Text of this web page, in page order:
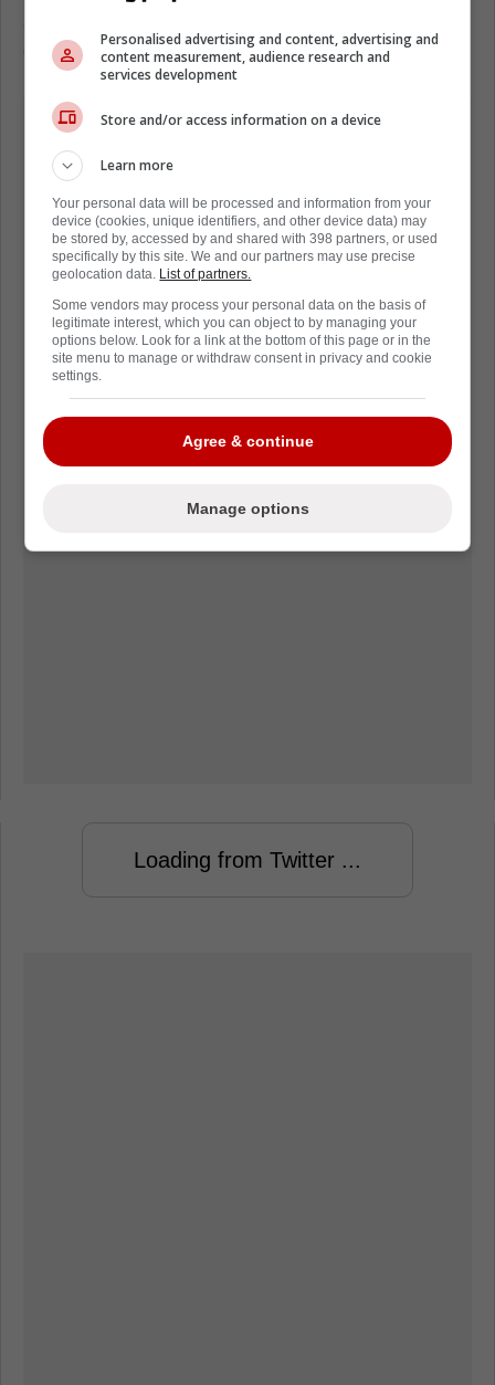
différentiel de +2.
Loading from Twitter ...
Personalised advertising and content, advertising and
content measurement, audience research and
services development
Store and/or access information on a device
Learn more
Your personal data will be processed and information from your
device (cookies, unique identifiers, and other device data) may
be stored by, accessed by and shared with 398 partners, or used
specifically by this site. We and our partners may use precise
geolocation data. List of partners.
Some vendors may process your personal data on the basis of
legitimate interest, which you can object to by managing your
options below. Look for a link at the bottom of this page or in the
site menu to manage or withdraw consent in privacy and cookie
settings.
Agree & continue
Manage options